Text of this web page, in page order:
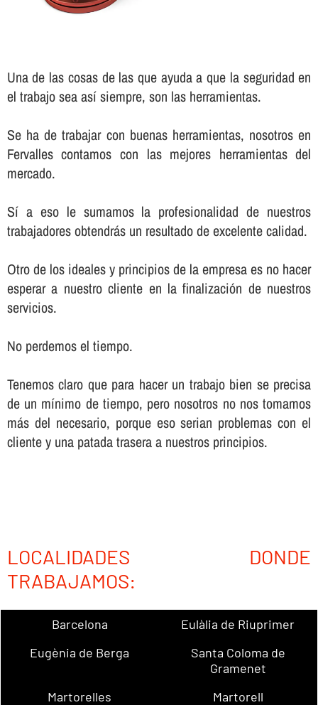
Una de las cosas de las que ayuda a que la seguridad en
el trabajo sea así­ siempre, son las herramientas.
Se ha de trabajar con buenas herramientas, nosotros en
Fervalles contamos con las mejores herramientas del
mercado.
Sí­ a eso le sumamos la profesionalidad de nuestros
trabajadores obtendrás un resultado de excelente calidad.
Otro de los ideales y principios de la empresa es no hacer
esperar a nuestro cliente en la finalización de nuestros
servicios.
No perdemos el tiempo.
Tenemos claro que para hacer un trabajo bien se precisa
de un mí­nimo de tiempo, pero nosotros no nos tomamos
más del necesario, porque eso serian problemas con el
cliente y una patada trasera a nuestros principios.
LOCALIDADES DONDE
TRABAJAMOS:
Barcelona
Eulàlia de Riuprimer
Eugènia de Berga
Santa Coloma de
Gramenet
Martorelles
Martorell